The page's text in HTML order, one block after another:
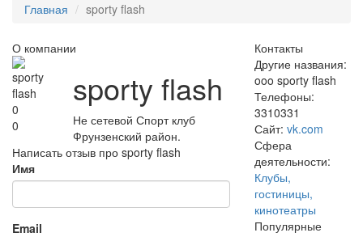
Главная sporty flash
О компании
0
0
sporty flash
Не сетевой Спорт клуб
Фрунзенский район.
Написать отзыв про sporty flash
Имя
Email
Контакты
Другие названия:
ooo sporty flash
Телефоны:
3310331
Сайт: vk.com
Сфера
деятельности:
Клубы,
гостиницы,
кинотеатры
Популярные